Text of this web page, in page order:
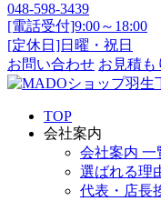
048-598-3439
[電話受付]9:00～18:00
[定休日]日曜・祝日
お問い合わせ お見積も
TOP
会社案内
会社案内 一
選ばれる理
代表・店長